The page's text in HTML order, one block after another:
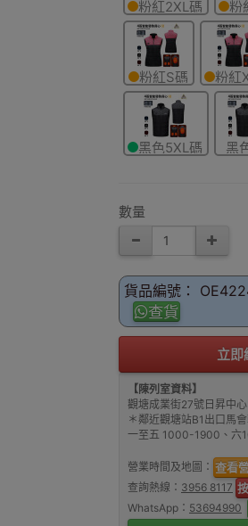
粉紅2XL碼 粉
粉紅S碼 粉紅
黑色5XL碼 黑
數量
貨品編號：
查貨
立即
【陳列室資料】
觀塘成業街27號日昇中
＊鄰近觀塘站B1出口馬
一至五 1000-1900、六
營業時間及地圖： 查看
查詢熱線： 3956 8117
WhatsApp： 53694990